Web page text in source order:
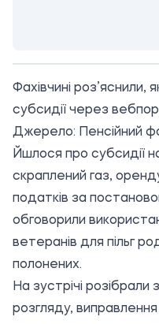
Фахівчині роз’яснили,
субсидії через
Джерело:
Пенсійний
Йшлося про субсидії
скраплений газ,
податків за
обговорили
ветеранів для пільг
полонених.
На зустрічі
розгляду,